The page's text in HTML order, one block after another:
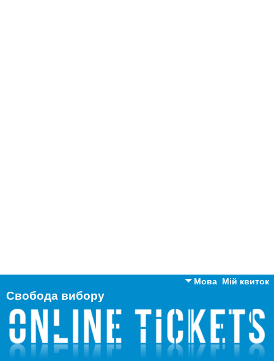
Мій квиток
Мова
Англійська
Російська
Свобода вибору